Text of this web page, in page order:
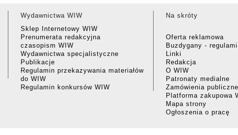
Wydawnictwa WIW
Sklep Internetowy WIW
Prenumerata redakcyjna
czasopism WIW
Wydawnictwa specjalistyczne
Publikacje
Regulamin przekazywania materiałów
do WIW
Regulamin konkursów WIW
Na skróty
Oferta reklamowa
Buzdygany -
Linki
Redakcja
O WIW
Patronaty medialne
Zamówienia publiczne
Platforma zakupowa
Mapa strony
Ogłoszenia o pracę